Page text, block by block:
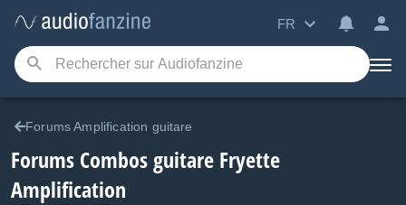
FR
Forums Amplification guitare
Forums Combos guitare Fryette
Amplification